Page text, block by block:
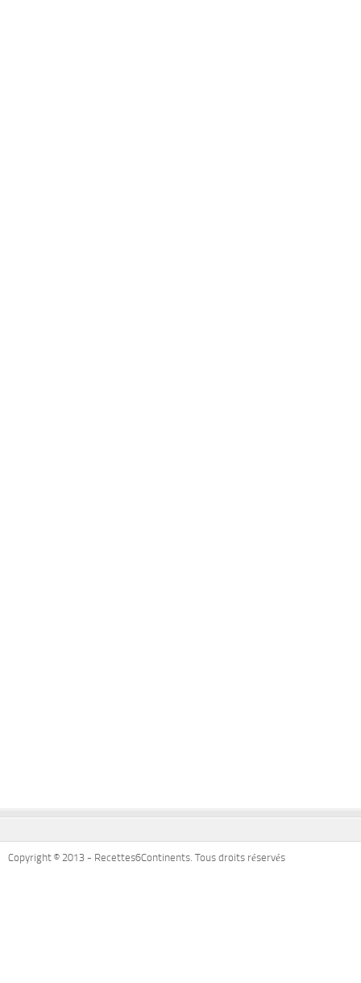
Copyright © 2013 - Recettes6Continents. Tous droits réservés